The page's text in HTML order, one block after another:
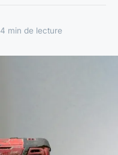
4 min de lecture